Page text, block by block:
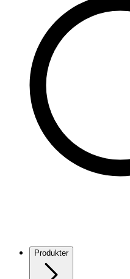
Produkter